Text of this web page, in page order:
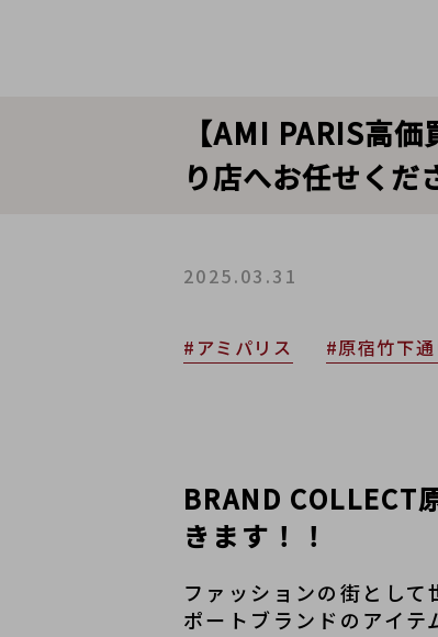
【AMI PARIS高
り店へお任せくだ
2025.03.31
#アミパリス #原宿竹下通
BRAND
きます！！
ファッションの街とし
ポートブランドのアイテ